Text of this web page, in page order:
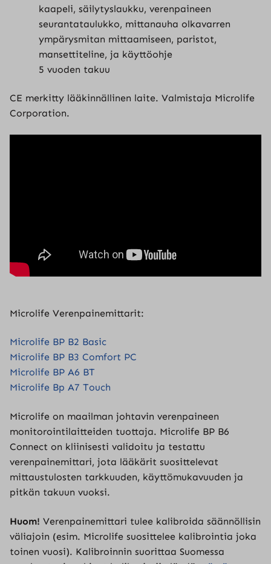
kaapeli, säilytyslaukku, verenpaineen
seurantataulukko, mittanauha olkavarren
ympärysmitan mittaamiseen, paristot,
mansettiteline, ja käyttöohje
5 vuoden takuu
CE merkitty lääkinnällinen laite. Valmistaja Microlife
Corporation.
Microlife Verenpainemittarit:
Microlife BP B2 Basic
Microlife BP B3 Comfort PC
Microlife BP A6 BT
Microlife Bp A7 Touch
Microlife on maailman johtavin verenpaineen
monitorointilaitteiden tuottaja. Microlife BP B6
Connect on kliinisesti validoitu ja testattu
verenpainemittari, jota lääkärit suosittelevat
mittaustulosten tarkkuuden, käyttömukavuuden ja
pitkän takuun vuoksi.
Huom! Verenpainemittari tulee kalibroida säännöllisin
väliajoin (esim. Microlife suosittelee kalibrointia joka
toinen vuosi). Kalibroinnin suorittaa Suomessa